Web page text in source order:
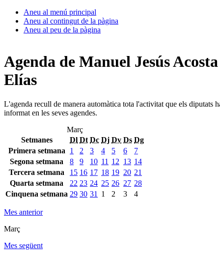
Aneu al menú principal
Aneu al contingut de la pàgina
Aneu al peu de la pàgina
Agenda de Manuel Jesús Acosta
Elías
L'agenda recull de manera automàtica tota l'activitat que els diputats
informat en les seves agendes.
Març
Setmanes
Dl Dt Dc Dj Dv Ds Dg
Primera setmana
1 2 3 4 5 6
7
Segona setmana
8 9 10 11 12 13 14
Tercera setmana
15 16 17 18 19 20 21
Quarta setmana
22 23 24 25 26 27 28
Cinquena setmana 29 30 31 1 2 3 4
Mes anterior
Març
Mes següent